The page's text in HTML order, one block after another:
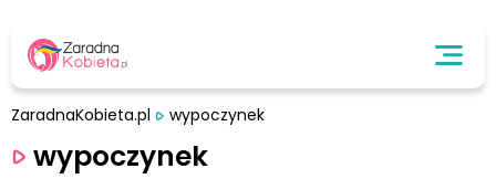
ZaradnaKobieta.pl wypoczynek
wypoczynek